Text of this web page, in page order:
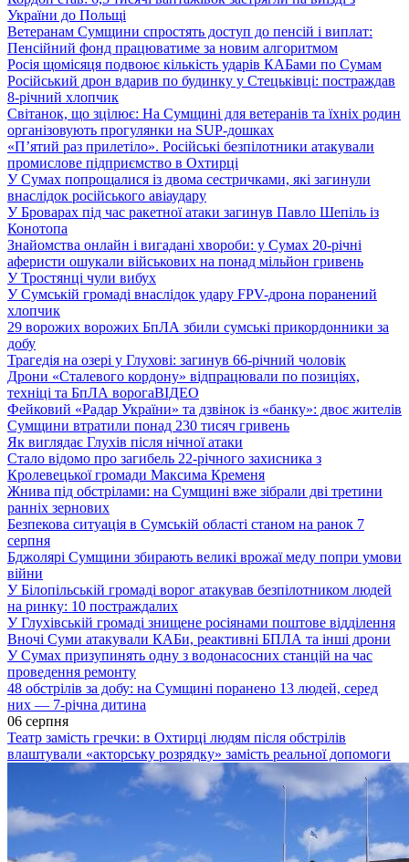
України до Польщі
Ветеранам Сумщини спростять доступ до пенсій і виплат:
Пенсійний фонд працюватиме за новим алгоритмом
Росія щомісяця подвоює кількість ударів КАБами по Сумам
Російський дрон вдарив по будинку у Стецьківці: постраждав
8-річний хлопчик
Світанок, що зцілює: На Сумщині для ветеранів та їхніх родин
організовують прогулянки на SUP-дошках
«П’ятий раз прилетіло». Російські безпілотники атакували
промислове підприємство в Охтирці
У Сумах попрощалися із двома сестричками, які загинули
внаслідок російського авіаудару
У Броварах під час ракетної атаки загинув Павло Шепіль із
Конотопа
Знайомства онлайн і вигадані хвороби: у Сумах 20-річні
аферисти ошукали військових на понад мільйон гривень
У Тростянці чули вибух
У Сумській громаді внаслідок удару FPV-дрона поранений
хлопчик
29 ворожих ворожих БпЛА збили сумські прикордонники за
добу
Трагедія на озері у Глухові: загинув 66-річний чоловік
Дрони «Сталевого кордону» відпрацювали по позиціях,
техніці та БпЛА ворогаВІДЕО
Фейковий «Радар України» та дзвінок із «банку»: двоє жителів
Сумщини втратили понад 230 тисяч гривень
Як виглядає Глухів після нічної атаки
Стало відомо про загибель 22-річного захисника з
Кролевецької громади Максима Кременя
Жнива під обстрілами: на Сумщині вже зібрали дві третини
ранніх зернових
Безпекова ситуація в Сумській області станом на ранок 7
серпня
Бджолярі Сумщини збирають великі врожаї меду попри умови
війни
У Білопільській громаді ворог атакував безпілотником людей
на ринку: 10 постраждалих
У Глухівській громаді знищене росіянами поштове відділення
Вночі Суми атакували КАБи, реактивні БПЛА та інші дрони
У Сумах призупинять одну з водонасосних станцій на час
проведення ремонту
48 обстрілів за добу: на Сумщині поранено 13 людей, серед
них — 7-річна дитина
06 серпня
Театр замість гречки: в Охтирці людям після обстрілів
влаштували «акторську розрядку» замість реальної допомоги